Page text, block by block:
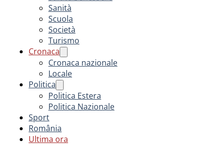
Sanità
Scuola
Società
Turismo
Cronaca
Cronaca nazionale
Locale
Politica
Politica Estera
Politica Nazionale
Sport
România
Ultima ora